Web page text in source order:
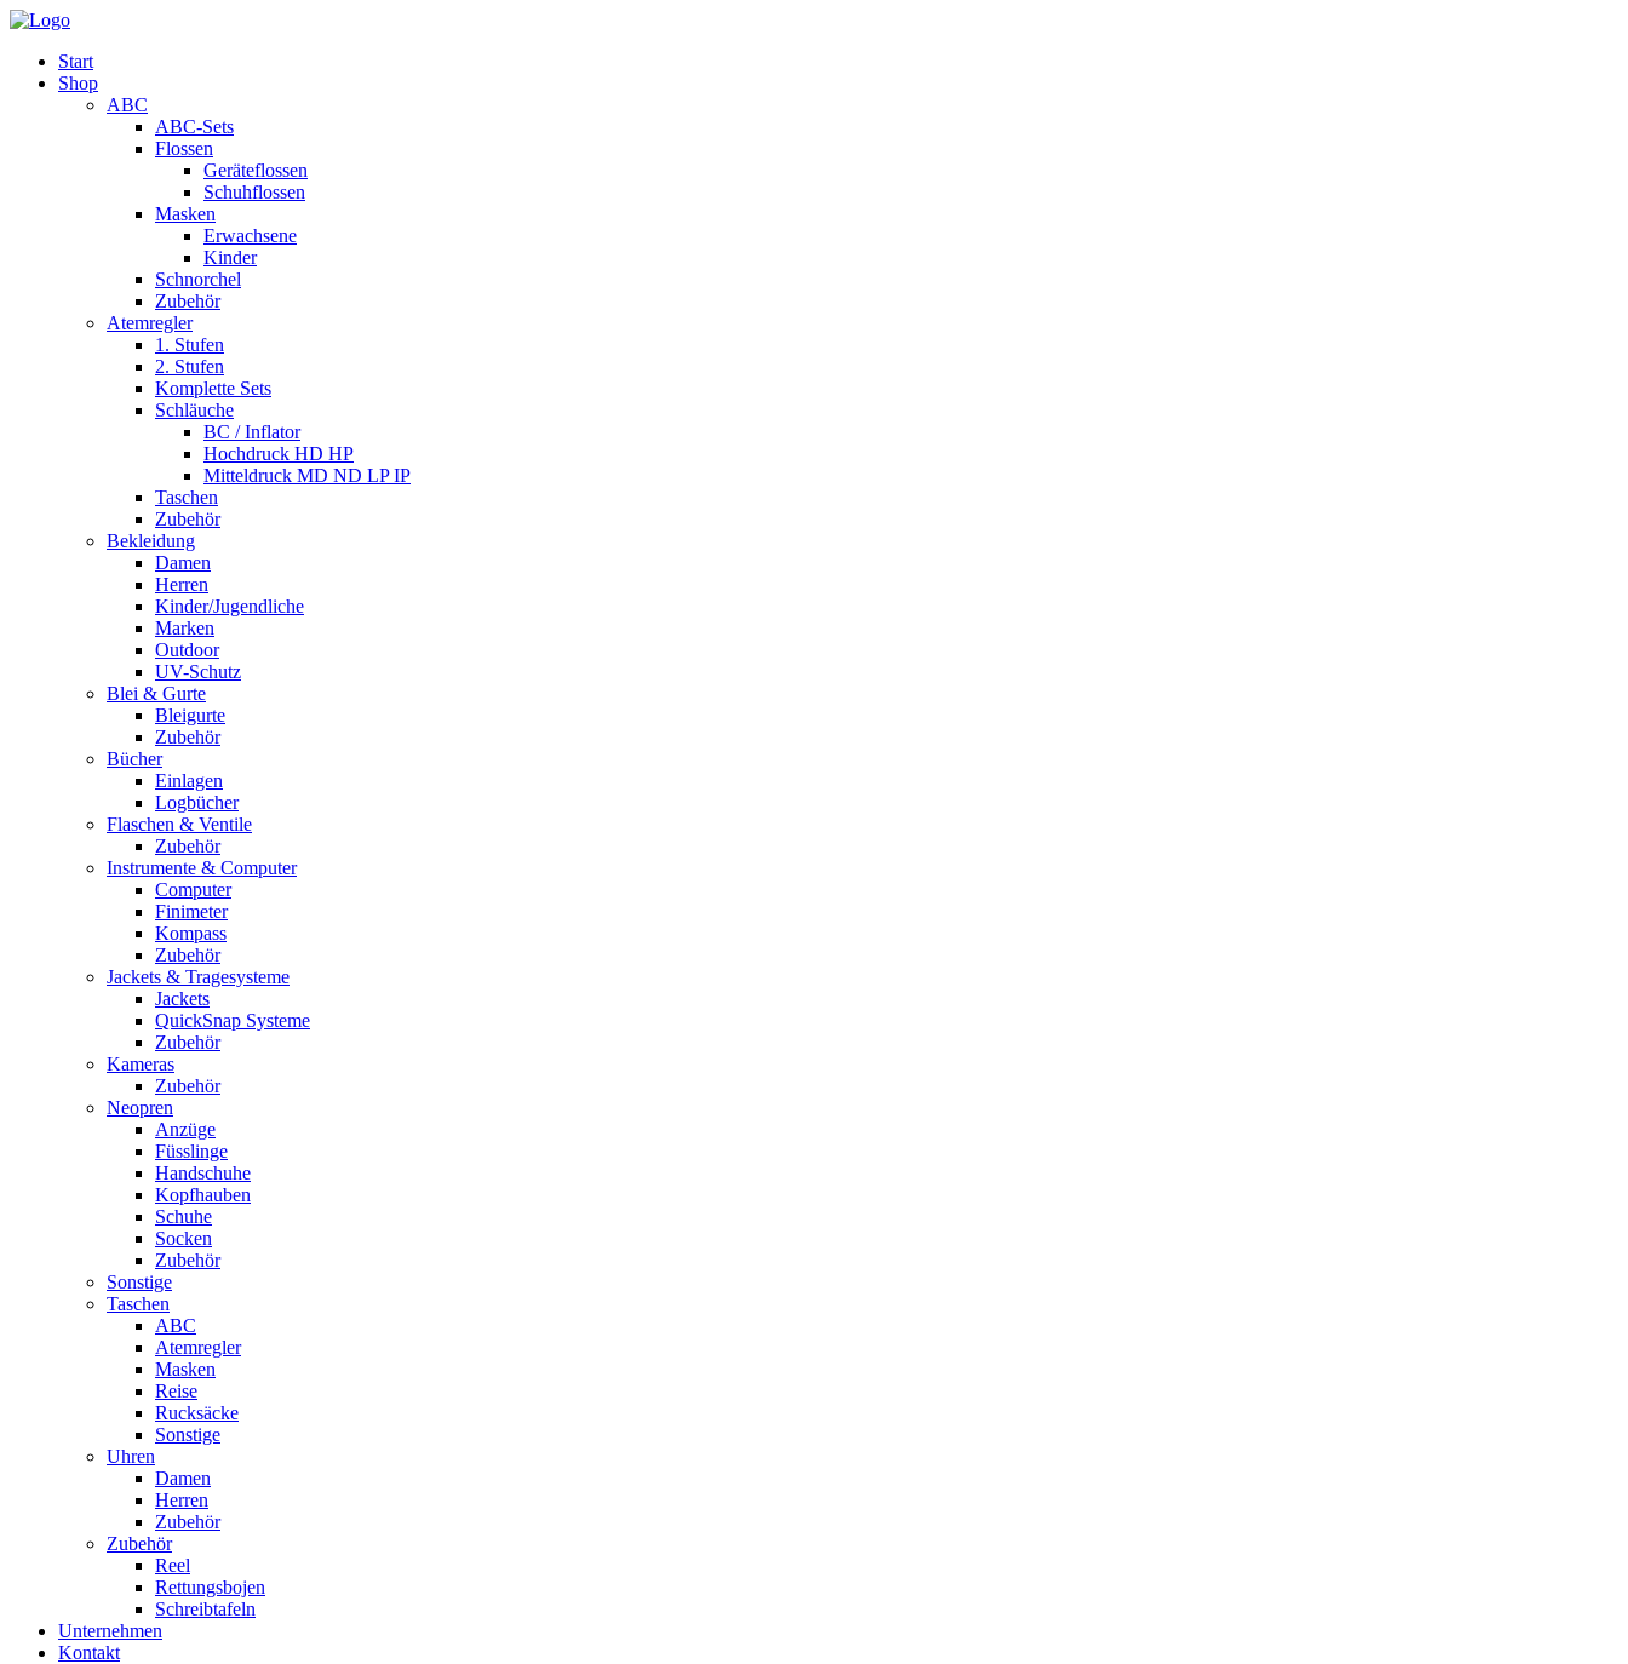
Start
Shop
ABC
ABC-Sets
Flossen
Geräteflossen
Schuhflossen
Masken
Erwachsene
Kinder
Schnorchel
Zubehör
Atemregler
1. Stufen
2. Stufen
Komplette Sets
Schläuche
BC / Inflator
Hochdruck HD HP
Mitteldruck MD ND LP IP
Taschen
Zubehör
Bekleidung
Damen
Herren
Kinder/Jugendliche
Marken
Outdoor
UV-Schutz
Blei & Gurte
Bleigurte
Zubehör
Bücher
Einlagen
Logbücher
Flaschen & Ventile
Zubehör
Instrumente & Computer
Computer
Finimeter
Kompass
Zubehör
Jackets & Tragesysteme
Jackets
QuickSnap Systeme
Zubehör
Kameras
Zubehör
Neopren
Anzüge
Füsslinge
Handschuhe
Kopfhauben
Schuhe
Socken
Zubehör
Sonstige
Taschen
ABC
Atemregler
Masken
Reise
Rucksäcke
Sonstige
Uhren
Damen
Herren
Zubehör
Zubehör
Reel
Rettungsbojen
Schreibtafeln
Unternehmen
Kontakt